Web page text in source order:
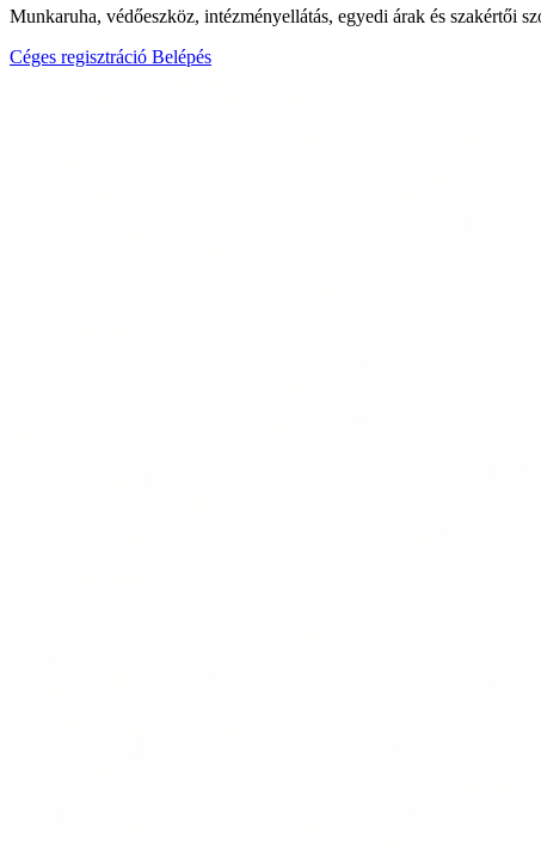
Munkaruha, védőeszköz, intézményellátás, egyedi árak és szakértői
Céges regisztráció Belépés